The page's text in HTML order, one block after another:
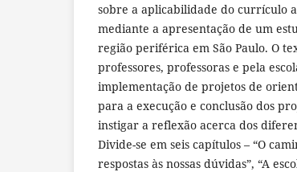
sobre a aplicabilidade do currículo
mediante a apresentação de um
região periférica em São Paulo. O
professores, professoras e pela
implementação de projetos de
para a execução e conclusão dos
instigar a reflexão acerca dos
Divide-se em seis capítulos – “O
respostas às nossas dúvidas”, “A